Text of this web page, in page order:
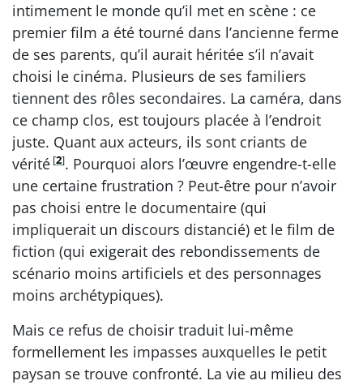
intimement le monde qu’il met en scène : ce
premier film a été tourné dans l’ancienne ferme
de ses parents, qu’il aurait héritée s’il n’avait
choisi le cinéma. Plusieurs de ses familiers
tiennent des rôles secondaires. La caméra, dans
ce champ clos, est toujours placée à l’endroit
juste. Quant aux acteurs, ils sont criants de
vérité [2]. Pourquoi alors l’œuvre engendre-t-elle
une certaine frustration ? Peut-être pour n’avoir
pas choisi entre le documentaire (qui
impliquerait un discours distancié) et le film de
fiction (qui exigerait des rebondissements de
scénario moins artificiels et des personnages
moins archétypiques).
Mais ce refus de choisir traduit lui-même
formellement les impasses auxquelles le petit
paysan se trouve confronté. La vie au milieu des